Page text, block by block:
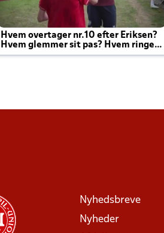
Hvem overtager nr.10 efter Eriksen?
Hvem glemmer sit pas? Hvem ringer
Joachim altid til efter kampe?
Nyhedsbreve
Nyheder